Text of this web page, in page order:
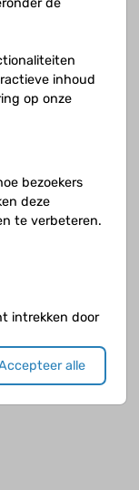
maak
hoeveel
zonder
dat dit
inhoud
op onze
bezoekers
deze
te verbeteren.
intrekken door
alle